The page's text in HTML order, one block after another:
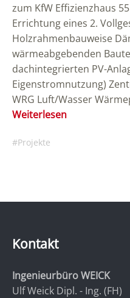
zum KfW Effizienzhaus
Errichtung eines 2.
Holzrahmenbauweise
wärmeabgebenden
dachintegrierten PV-
Eigenstromnutzung)
WRG Luft/Wasser
Weiterlesen
Projekte
Kontakt
Ingenieurbüro WEICK
Ulf Weick Dipl. - Ing. (FH)